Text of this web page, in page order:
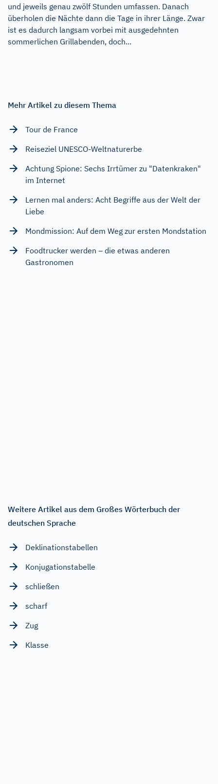
und jeweils genau zwölf Stunden umfassen. Danach
überholen die Nächte dann die Tage in ihrer Länge. Zwar
ist es dadurch langsam vorbei mit ausgedehnten
sommerlichen Grillabenden, doch...
Mehr Artikel zu diesem Thema
Tour de France
Reiseziel UNESCO-Weltnaturerbe
Achtung Spione: Sechs Irrtümer zu "Datenkraken"
im Internet
Lernen mal anders: Acht Begriffe aus der Welt der
Liebe
Mondmission: Auf dem Weg zur ersten Mondstation
Foodtrucker werden – die etwas anderen
Gastronomen
Weitere Artikel aus dem Großes Wörterbuch der
deutschen Sprache
Deklinationstabellen
Konjugationstabelle
schließen
scharf
Zug
Klasse